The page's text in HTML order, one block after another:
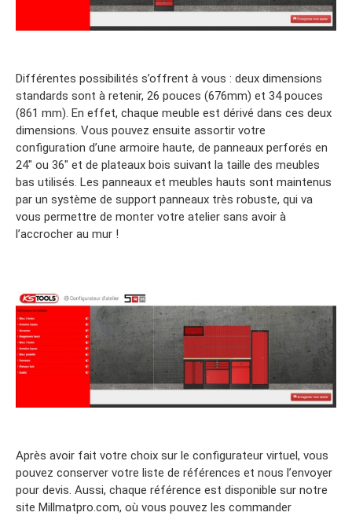
Différentes possibilités s’offrent à vous : deux dimensions
standards sont à retenir, 26 pouces (676mm) et 34 pouces
(861 mm). En effet, chaque meuble est dérivé dans ces deux
dimensions. Vous pouvez ensuite assortir votre
configuration d’une armoire haute, de panneaux perforés en
24″ ou 36″ et de plateaux bois suivant la taille des meubles
bas utilisés. Les panneaux et meubles hauts sont maintenus
par un système de support panneaux très robuste, qui va
vous permettre de monter votre atelier sans avoir à
l’accrocher au mur !
Après avoir fait votre choix sur le configurateur virtuel, vous
pouvez conserver votre liste de références et nous l’envoyer
pour devis. Aussi, chaque référence est disponible sur notre
site Millmatpro.com, où vous pouvez les commander